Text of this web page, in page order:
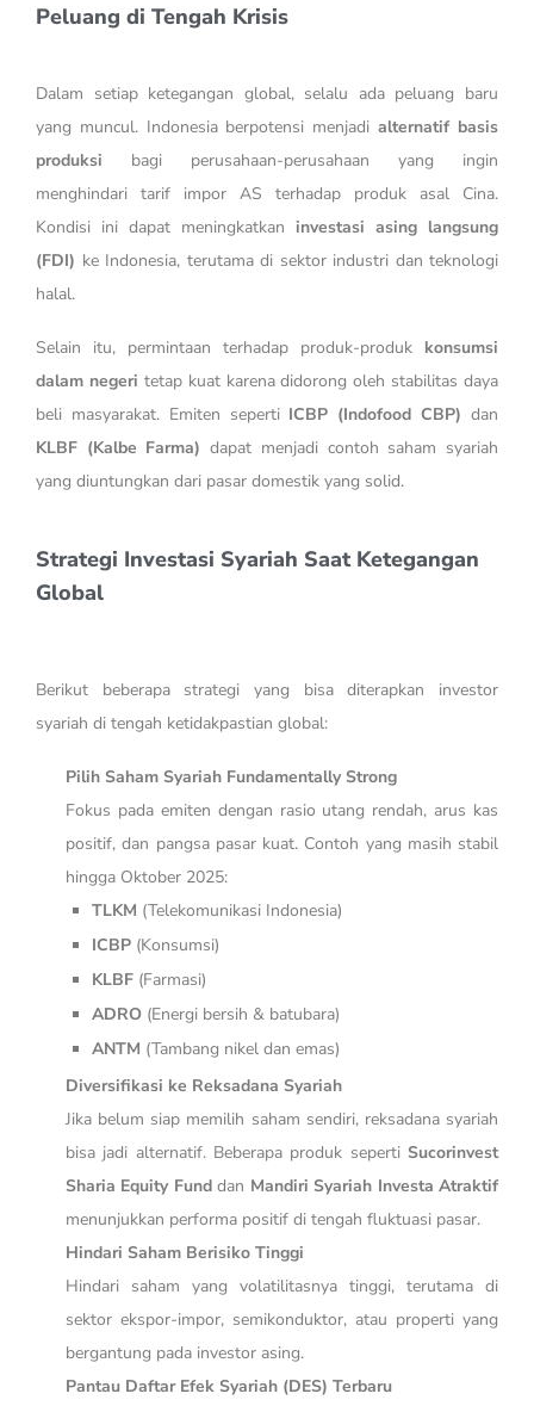
Peluang di Tengah Krisis
Dalam setiap ketegangan global, selalu ada peluang baru
yang muncul. Indonesia berpotensi menjadialternatif basis
produksi bagi perusahaan-perusahaan yang ingin
menghindari tarif impor AS terhadap produk asal Cina.
Kondisi ini dapat meningkatkan investasi asing langsung
(FDI) ke Indonesia, terutama di sektor industri dan teknologi
halal.
Selain itu, permintaan terhadap produk-produk konsumsi
dalam negeri tetap kuat karena didorong oleh stabilitas daya
beli masyarakat. Emiten seperti ICBP (Indofood CBP) dan
KLBF (Kalbe Farma) dapat menjadi contoh saham syariah
yang diuntungkan dari pasar domestik yang solid.
Strategi Investasi Syariah Saat Ketegangan
Global
Berikut beberapa strategi yang bisa diterapkan investor
syariah di tengah ketidakpastian global:
Pilih Saham Syariah Fundamentally Strong
Fokus pada emiten dengan rasio utang rendah, arus kas
positif, dan pangsa pasar kuat. Contoh yang masih stabil
hingga Oktober 2025:
TLKM (Telekomunikasi Indonesia)
ICBP (Konsumsi)
KLBF (Farmasi)
ADRO (Energi bersih & batubara)
ANTM (Tambang nikel dan emas)
Diversifikasi ke Reksadana Syariah
Jika belum siap memilih saham sendiri, reksadana syariah
bisa jadi alternatif. Beberapa produk seperti Sucorinvest
Sharia Equity Funddan Mandiri Syariah Investa Atraktif
menunjukkan performa positif di tengah fluktuasi pasar.
Hindari Saham Berisiko Tinggi
Hindari saham yang volatilitasnya tinggi, terutama di
sektor ekspor-impor, semikonduktor, atau properti yang
bergantung pada investor asing.
Pantau Daftar Efek Syariah (DES) Terbaru